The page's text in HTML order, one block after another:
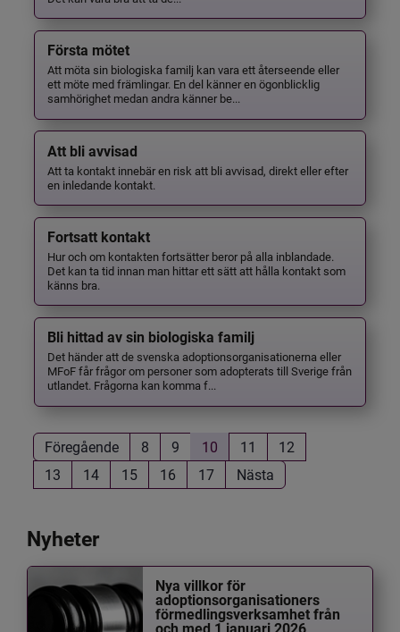
Första mötet
Att möta sin biologiska familj kan vara ett återseende eller
ett möte med främlingar. En del känner en ögonblicklig
samhörighet medan andra känner be...
Att bli avvisad
Att ta kontakt innebär en risk att bli avvisad, direkt eller efter
en inledande kontakt.
Fortsatt kontakt
Hur och om kontakten fortsätter beror på alla inblandade.
Det kan ta tid innan man hittar ett sätt att hålla kontakt som
känns bra.
Bli hittad av sin biologiska familj
Det händer att de svenska adoptionsorganisationerna eller
MFoF får frågor om personer som adopterats till Sverige från
utlandet. Frågorna kan komma f...
Föregående 8 9 10 11
12
13
14 15 16 17 Nästa
Nyheter
Nya villkor för
adoptionsorganisationers
förmedlingsverksamhet från